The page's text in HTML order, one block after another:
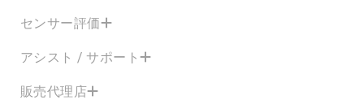
センサー評価
アシスト / サポート
販売代理店